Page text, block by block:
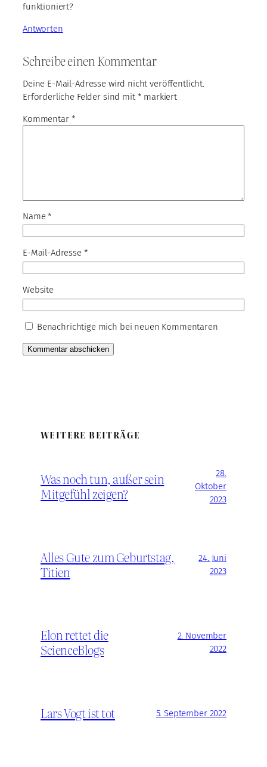
funktioniert?
Antworten
Schreibe einen Kommentar
Deine E-Mail-Adresse wird nicht veröffentlicht.
Erforderliche Felder sind mit * markiert
Kommentar *
Name*
E-Mail-Adresse *
Website
Benachrichtige mich bei neuen Kommentaren
WEITERE BEITRÄGE
Was noch tun, außer sein
Mitgefühl zeigen?
28.
Oktober
2023
Alles Gute zum Geburtstag,
Titien
24. Juni
2023
Elon rettet die
ScienceBlogs
2. November
2022
Lars Vogt ist tot 5. September 2022